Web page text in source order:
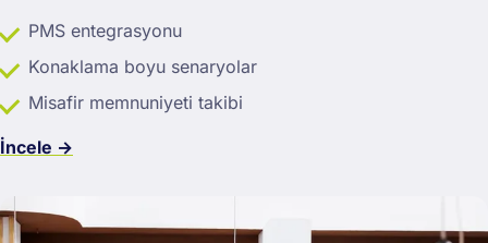
PMS entegrasyonu
Konaklama boyu senaryolar
Misafir memnuniyeti takibi
İncele →